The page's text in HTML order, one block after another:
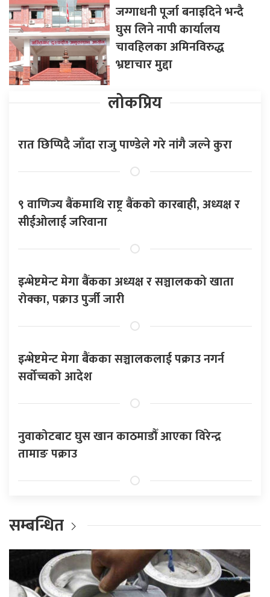
जग्गाधनी पूर्जा बनाइदिने भन्दै
घुस लिने नापी कार्यालय
चावहिलका अमिनविरुद्ध
भ्रष्टाचार मुद्दा
लोकप्रिय
रात छिप्पिदै जाँदा राजु पाण्डेले गरे नांगै जल्ने कुरा
९ वाणिज्य बैंकमाथि राष्ट्र बैंकको कारबाही, अध्यक्ष र
सीईओलाई जरिवाना
इन्भेष्टमेन्ट मेगा बैंकका अध्यक्ष र सञ्चालकको खाता
रोक्का, पक्राउ पुर्जी जारी
इन्भेष्टमेन्ट मेगा बैंकका सञ्चालकलाई पक्राउ नगर्न
सर्वोच्चको आदेश
नुवाकोटबाट घुस खान काठमाडौँ आएका विरेन्द्र
तामाङ पक्राउ
सम्बन्धित